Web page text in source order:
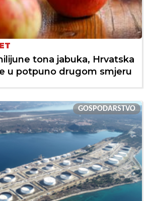
tona jabuka, Hrvatska
u potpuno drugom smjeru
GOSPODARSTVO